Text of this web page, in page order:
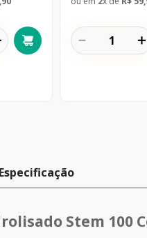
＋
－
Especificação
Stem 100